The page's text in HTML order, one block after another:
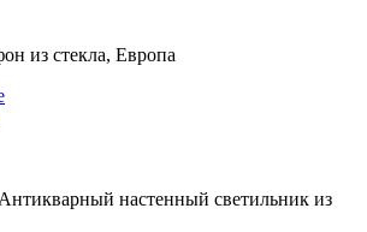
из стекла, Европа
настенный светильник из